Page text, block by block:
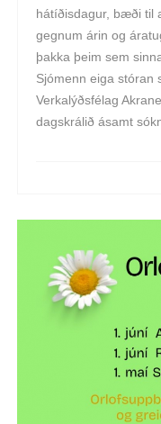
hátíðisdagur, bæði til
gegnum árin og
þakka þeim sem
Sjómenn eiga stóran
Verkalýðsfélag
dagskrálið ásamt